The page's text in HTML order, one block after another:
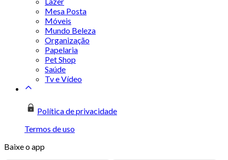
Mesa Posta
Móveis
Mundo Beleza
Organização
Papelaria
Pet Shop
Saúde
Tv e Vídeo
Política de privacidade
Termos de uso
Baixe o app